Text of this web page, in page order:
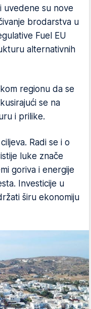
uvedene su nove
brodarstva u
Fuel EU
alternativnih
regionu da se
se na
i prilike.
Radi se i o
luke znače
goriva i energije
Investicije u
širu ekonomiju